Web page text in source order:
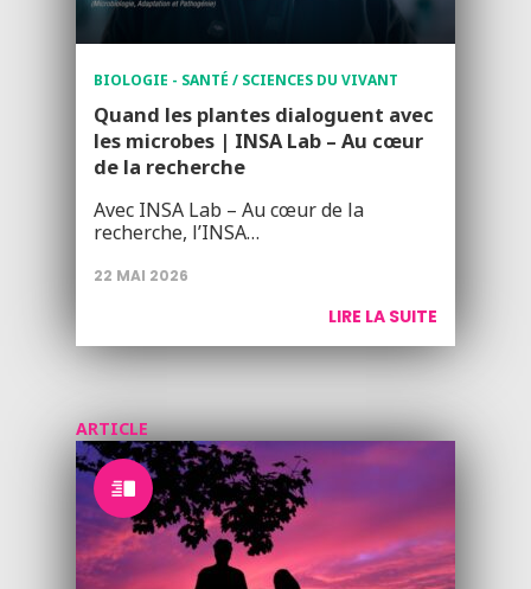
BIOLOGIE - SANTÉ / SCIENCES DU VIVANT
Quand les plantes dialoguent avec
les microbes | INSA Lab – Au cœur
de la recherche
Avec INSA Lab – Au cœur de la
recherche, l’INSA…
22 MAI 2026
LIRE LA SUITE
ARTICLE